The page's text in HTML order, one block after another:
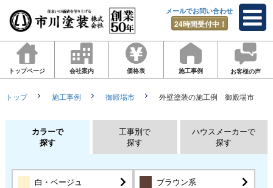
メールでお問い合わせ
24時間受付中！
トップページ 会社案内 価格表 施工事例 お客様の声
トップ 施工事例 御殿場市 外壁塗装の施工例 御殿場市
カラーで
探す
工事別で
探す
ハウスメーカーで
探す
白・ベージュ ブラウン系